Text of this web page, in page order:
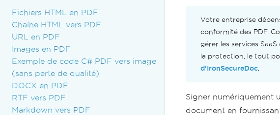
Fichiers HTML en PDF
Chaîne HTML vers PDF
URL en PDF
Images en PDF
Exemple de code C# PDF vers image
(sans perte de qualité)
DOCX en PDF
RTF vers PDF
Markdown vers PDF
Votre entreprise
conformité des PDF.
gérer les services
la protection, le tout
d'IronSecureDoc.
Signer numériquement
document en